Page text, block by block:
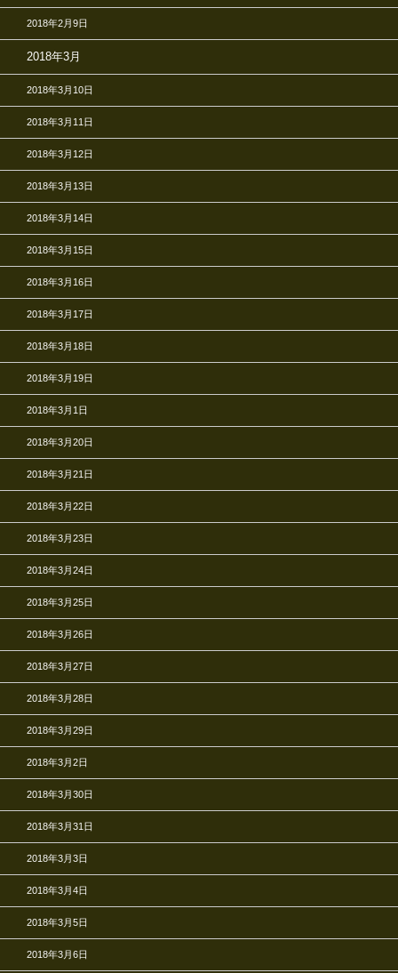
2018年2月9日
2018年3月
2018年3月10日
2018年3月11日
2018年3月12日
2018年3月13日
2018年3月14日
2018年3月15日
2018年3月16日
2018年3月17日
2018年3月18日
2018年3月19日
2018年3月1日
2018年3月20日
2018年3月21日
2018年3月22日
2018年3月23日
2018年3月24日
2018年3月25日
2018年3月26日
2018年3月27日
2018年3月28日
2018年3月29日
2018年3月2日
2018年3月30日
2018年3月31日
2018年3月3日
2018年3月4日
2018年3月5日
2018年3月6日